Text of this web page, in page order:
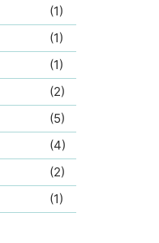
(1)
(1)
(1)
(2)
(5)
(4)
(2)
(1)